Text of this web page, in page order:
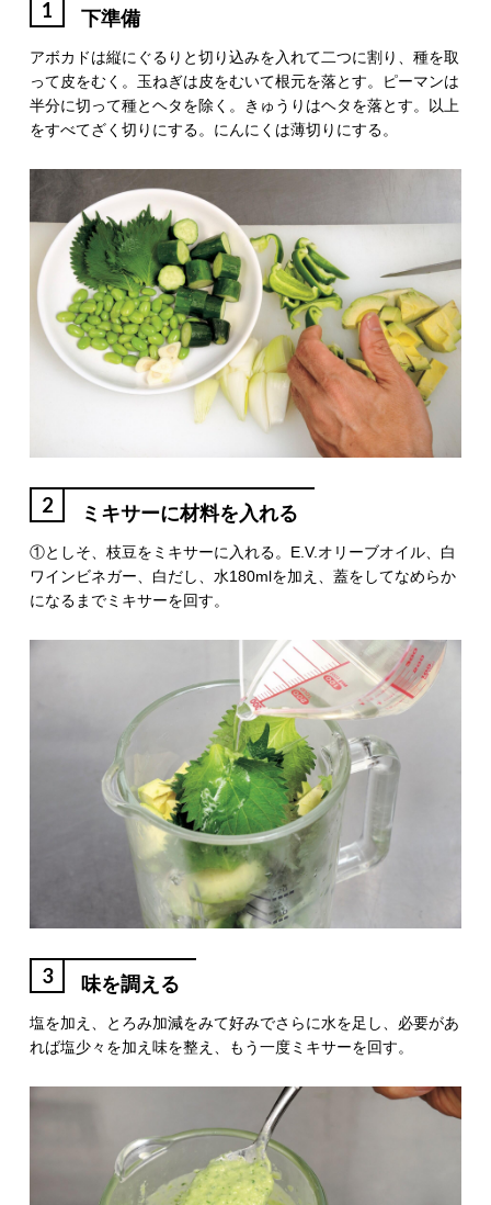
1 下準備
アボカドは縦にぐるりと切り込みを入れて二つに割り、種を取
って皮をむく。玉ねぎは皮をむいて根元を落とす。ピーマンは
半分に切って種とヘタを除く。きゅうりはヘタを落とす。以上
をすべてざく切りにする。にんにくは薄切りにする。
2 ミキサーに材料を入れる
①としそ、枝豆をミキサーに入れる。E.V.オリーブオイル、白
ワインビネガー、白だし、水180mlを加え、蓋をしてなめらか
になるまでミキサーを回す。
3 味を調える
塩を加え、とろみ加減をみて好みでさらに水を足し、必要があ
れば塩少々を加え味を整え、もう一度ミキサーを回す。